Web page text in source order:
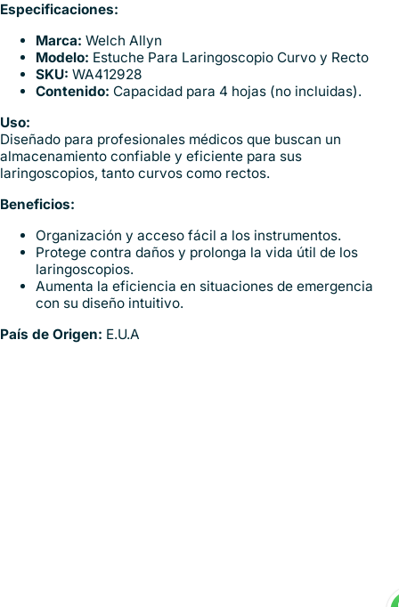
Especificaciones:
Marca: Welch Allyn
Modelo: Estuche Para Laringoscopio Curvo y Recto
SKU: WA412928
Contenido: Capacidad para 4 hojas (no incluidas).
Uso:
Diseñado para profesionales médicos que buscan un
almacenamiento confiable y eficiente para sus
laringoscopios, tanto curvos como rectos.
Beneficios:
Organización y acceso fácil a los instrumentos.
Protege contra daños y prolonga la vida útil de los
laringoscopios.
Aumenta la eficiencia en situaciones de emergencia
con su diseño intuitivo.
País de Origen: E.U.A